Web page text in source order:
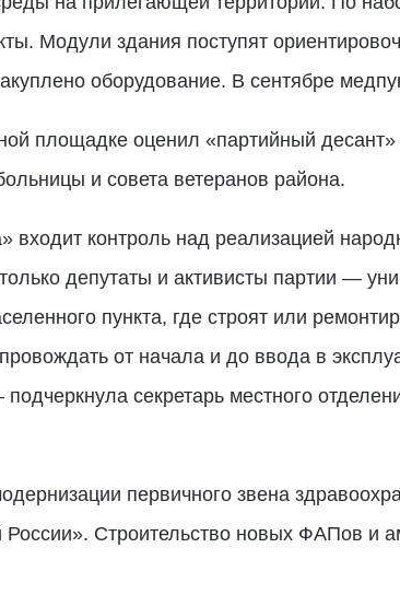
Модули здания поступят
оборудование. В сентябре
площадке оценил «партийный
и совета ветеранов района.
входит контроль над реализацией
депутаты и активисты партии —
пункта, где строят или
от начала и до ввода в
секретарь местного
первичного звена
Строительство новых ФАПов и